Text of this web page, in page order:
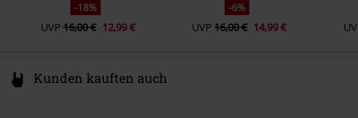
-18%
UVP 16,00 € 12,99 €
-6%
UVP 16,00 € 14,99 €
Kunden kauften auch